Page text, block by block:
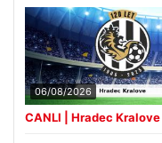
06/08/2026
CANLI | Hradec Kralove